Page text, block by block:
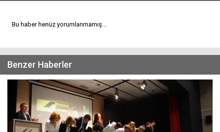
Bu haber henüz yorumlanmamış...
Benzer Haberler